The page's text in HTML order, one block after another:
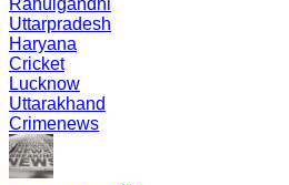
Rahulgandhi
Uttarpradesh
Haryana
Cricket
Lucknow
Uttarakhand
Crimenews